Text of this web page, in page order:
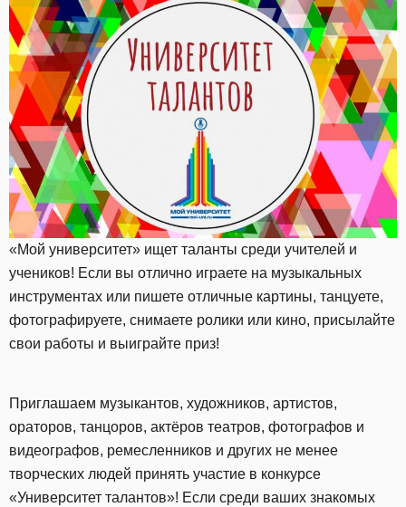
«Мой университет» ищет таланты среди учителей и
учеников! Если вы отлично играете на музыкальных
инструментах или пишете отличные картины, танцуете,
фотографируете, снимаете ролики или кино, присылайте
свои работы и выиграйте приз!
Приглашаем музыкантов, художников, артистов,
ораторов, танцоров, актёров театров, фотографов и
видеографов, ремесленников и других не менее
творческих людей принять участие в конкурсе
«Университет талантов»! Если среди ваших знакомых